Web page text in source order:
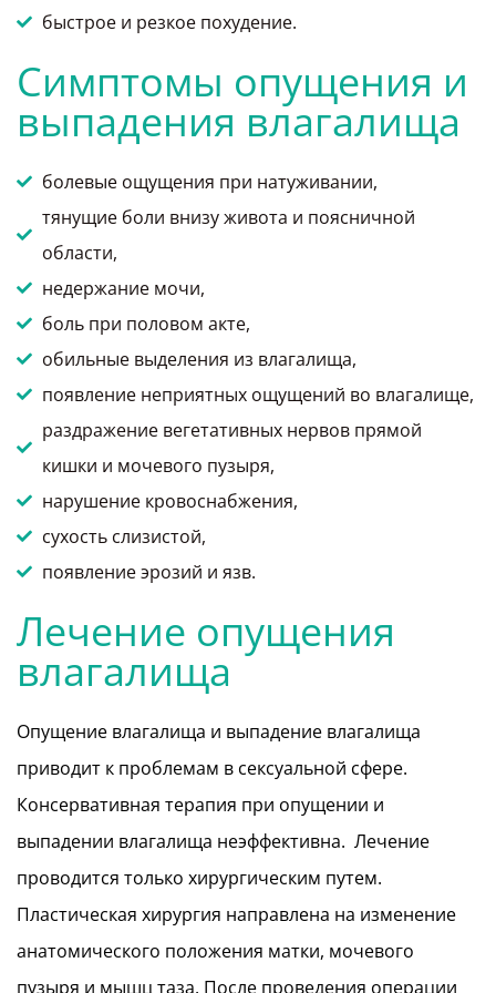
быстрое и резкое похудение.
Симптомы опущения и
выпадения влагалища
болевые ощущения при натуживании,
тянущие боли внизу живота и поясничной
области,
недержание мочи,
боль при половом акте,
обильные выделения из влагалища,
появление неприятных ощущений во влагалище,
раздражение вегетативных нервов прямой
кишки и мочевого пузыря,
нарушение кровоснабжения,
сухость слизистой,
появление эрозий и язв.
Лечение опущения
влагалища
Опущение влагалища и выпадение влагалища
приводит к проблемам в сексуальной сфере.
Консервативная терапия при опущении и
выпадении влагалища неэффективна. Лечение
проводится только хирургическим путем.
Пластическая хирургия направлена на изменение
анатомического положения матки, мочевого
пузыря и мышц таза. После проведения операции